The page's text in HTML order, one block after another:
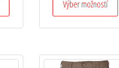
Výber možností